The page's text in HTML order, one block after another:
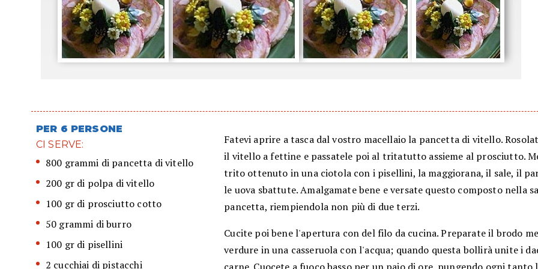
PER 6 PERSONE
CI SERVE:
800 grammi di pancetta di vitello
200 gr di polpa di vitello
100 gr di prosciutto cotto
50 grammi di burro
100 gr di pisellini
2 cucchiai di pistacchi
Fatevi aprire a tasca dal vostro macellaio la pancetta di vitello.
il vitello a fettine e passatele poi al tritatutto assieme al prosciutto.
trito ottenuto in una ciotola con i pisellini, la maggiorana, il sale, il
le uova sbattute. Amalgamate bene e versate questo composto nella
pancetta, riempiendola non più di due terzi.
Cucite poi bene l'apertura con del filo da cucina. Preparate il brodo
verdure in una casseruola con l'acqua; quando questa bollirà unite i